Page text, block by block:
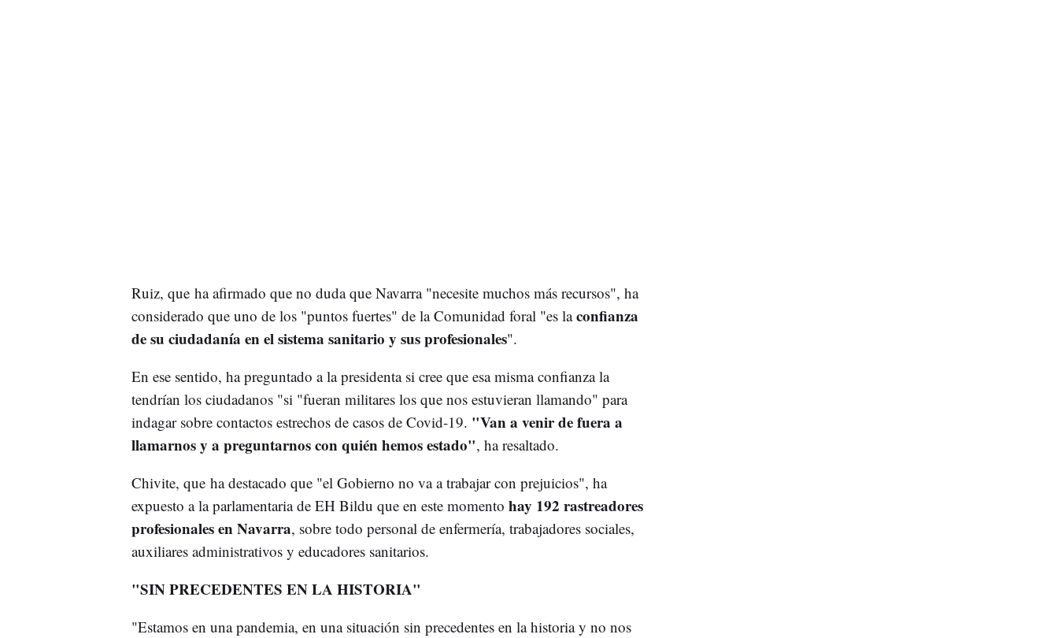
Ruiz, que ha afirmado que no duda que Navarra "necesite muchos más recursos", ha
considerado que uno de los "puntos fuertes" de la Comunidad foral "es laconfianza
de su ciudadanía en el sistema sanitario y sus profesionales".
En ese sentido, ha preguntado a la presidenta si cree que esa misma confianza la
tendrían los ciudadanos "si "fueran militares los que nos estuvieran llamando" para
indagar sobre contactos estrechos de casos de Covid-19. "Van a venir de fuera a
llamarnos y a preguntarnos con quién hemos estado", ha resaltado.
Chivite, que ha destacado que "el Gobierno no va a trabajar con prejuicios", ha
expuesto a la parlamentaria de EH Bildu que en este momento hay 192 rastreadores
profesionales en Navarra, sobre todo personal de enfermería, trabajadores sociales,
auxiliares administrativos y educadores sanitarios.
"SIN PRECEDENTES EN LA HISTORIA"
"Estamos en una pandemia, en una situación sin precedentes en la historia y no nos